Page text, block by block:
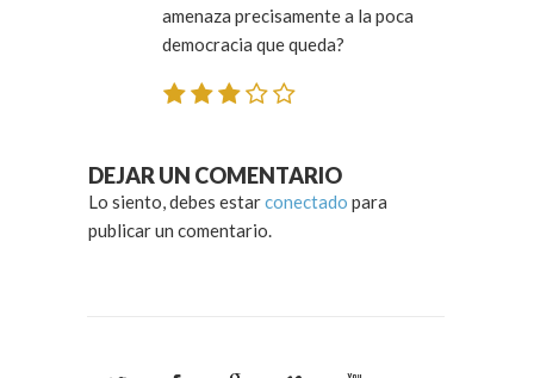
amenaza precisamente a la poca
democracia que queda?
DEJAR UN COMENTARIO
Lo siento, debes estarconectado para
publicar un comentario.